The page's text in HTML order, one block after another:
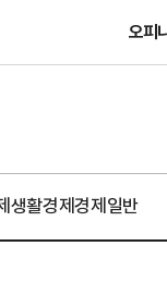
오피
생활경제경제일반